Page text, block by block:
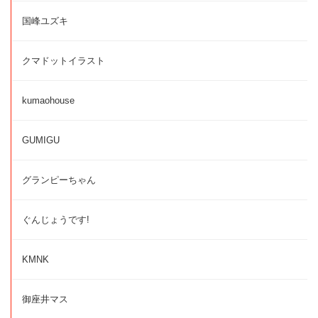
国峰ユズキ
クマドットイラスト
kumaohouse
GUMIGU
グランピーちゃん
ぐんじょうです!
KMNK
御座井マス